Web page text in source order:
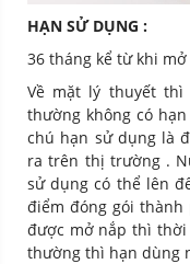
HẠN SỬ DỤNG :
36 tháng kể từ khi
Về mặt lý thuyết
thường không có
chú hạn sử dụng là
ra trên thị trường .
sử dụng có thể lên
điểm đóng gói thành
được mở nắp thì thời
thường thì hạn dùng